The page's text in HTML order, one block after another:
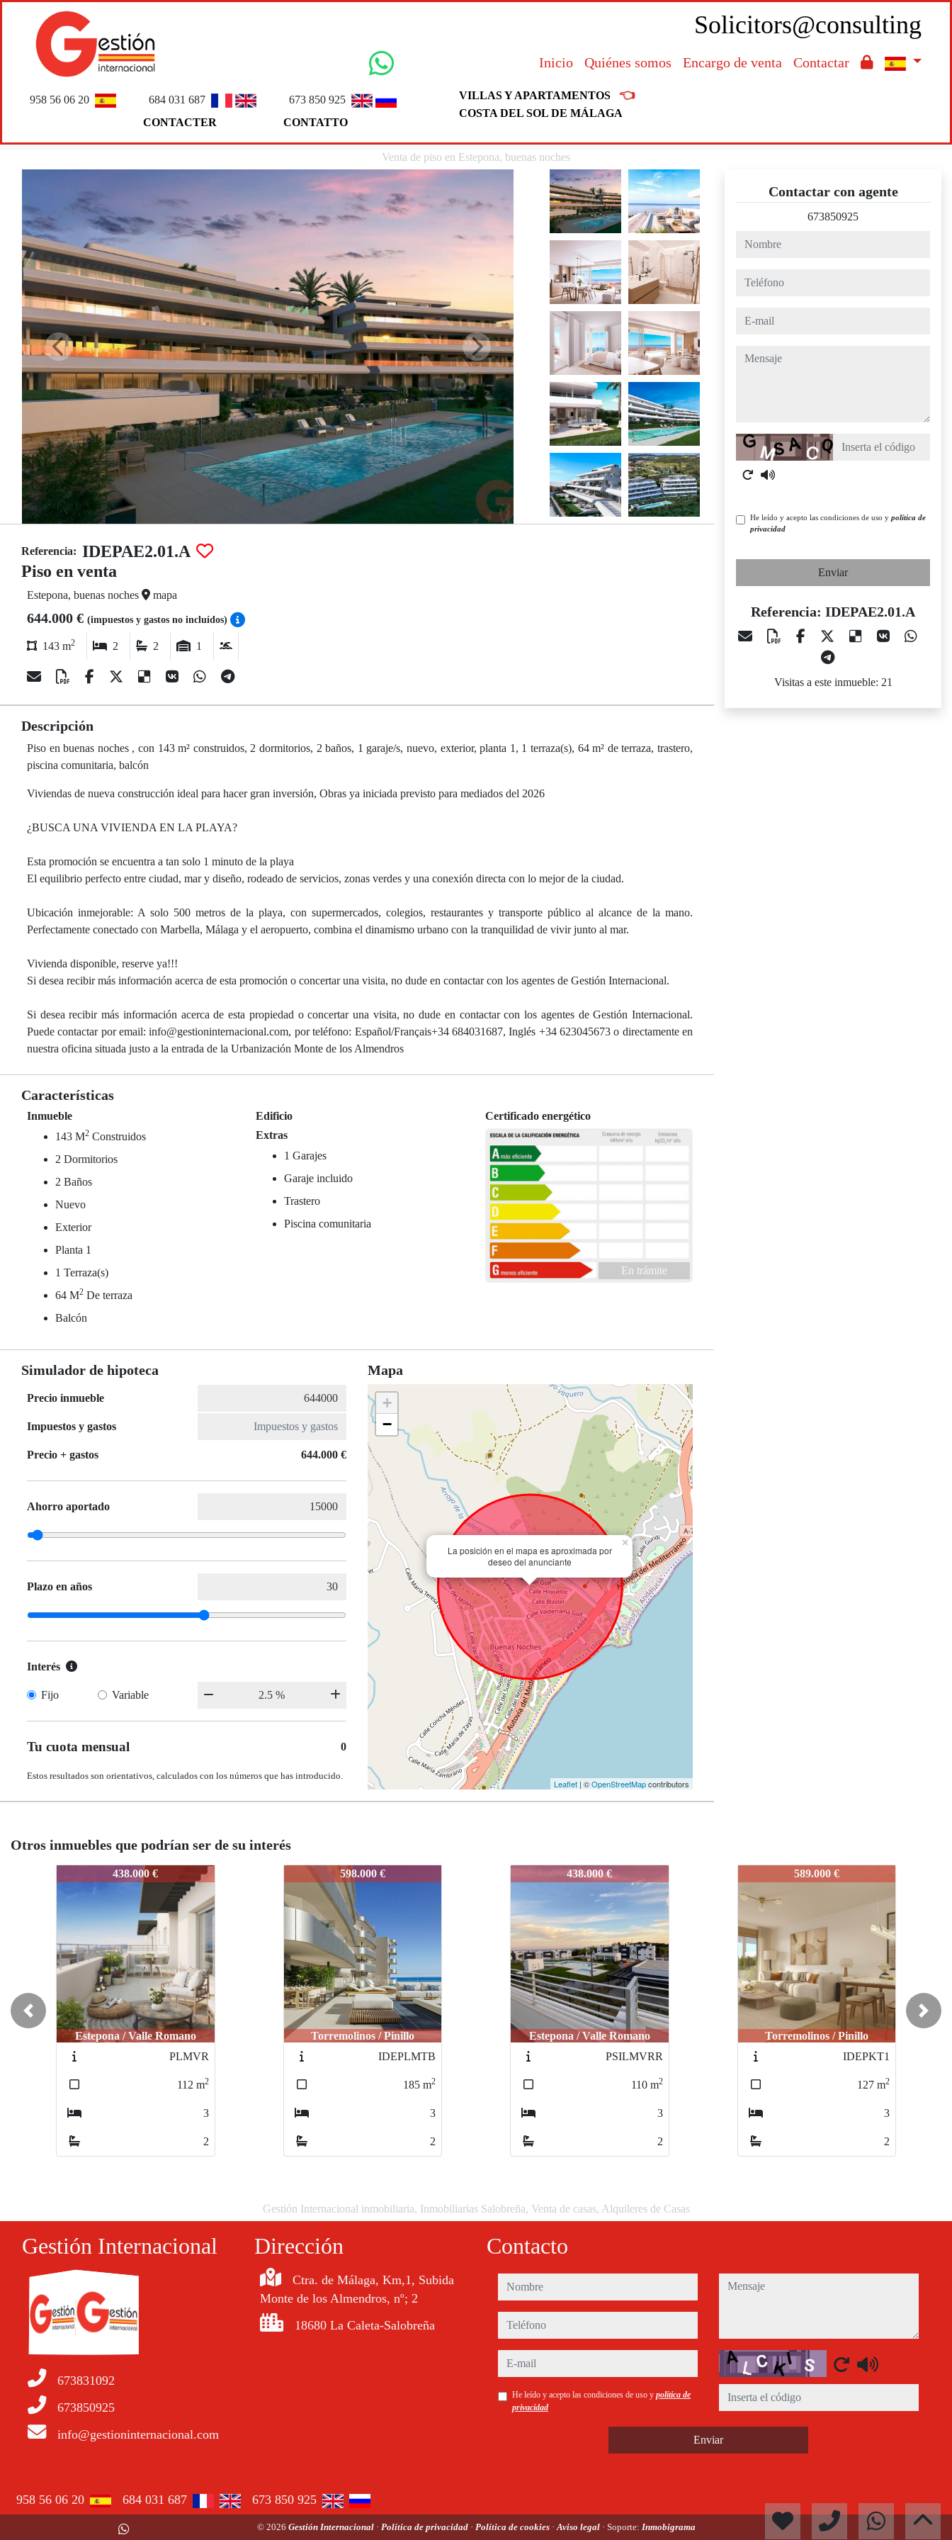
Solicitors@consulting
Inicio Quiénes somos Encargo de venta Contactar
958 56 06 20
684 031 687
CONTACTER
673 850 925
CONTATTO
VILLAS Y APARTAMENTOS 👈
COSTA DEL SOL DE MÁLAGA
Venta de piso en Estepona, buenas noches
Referencia: IDEPAE2.01.A
Piso en venta
Estepona, buenas noches mapa
644.000 € (impuestos y gastos no incluídos)
143 m2 2 2 1
Descripción
Piso en buenas noches , con 143 m² construidos, 2 dormitorios, 2 baños, 1 garaje/s, nuevo, exterior, planta 1, 1 terraza(s), 64 m² de terraza, trastero,
piscina comunitaria, balcón
Viviendas de nueva construcción ideal para hacer gran inversión, Obras ya iniciada previsto para mediados del 2026
¿BUSCA UNA VIVIENDA EN LA PLAYA?
Esta promoción se encuentra a tan solo 1 minuto de la playa
El equilibrio perfecto entre ciudad, mar y diseño, rodeado de servicios, zonas verdes y una conexión directa con lo mejor de la ciudad.
Ubicación inmejorable: A solo 500 metros de la playa, con supermercados, colegios, restaurantes y transporte público al alcance de la mano.
Perfectamente conectado con Marbella, Málaga y el aeropuerto, combina el dinamismo urbano con la tranquilidad de vivir junto al mar.
Vivienda disponible, reserve ya!!!
Si desea recibir más información acerca de esta promoción o concertar una visita, no dude en contactar con los agentes de Gestión Internacional.
Si desea recibir más información acerca de esta propiedad o concertar una visita, no dude en contactar con los agentes de Gestión Internacional.
Puede contactar por email: info@gestioninternacional.com, por teléfono: Español/Français+34 684031687, Inglés +34 623045673 o directamente en
nuestra oficina situada justo a la entrada de la Urbanización Monte de los Almendros
Características
Inmueble
143 M2 Construidos
2 Dormitorios
2 Baños
Nuevo
Exterior
Planta 1
1 Terraza(s)
64 M2 De terraza
Balcón
Edificio
Extras
1 Garajes
Garaje incluido
Trastero
Piscina comunitaria
Certificado energético
En trámite
Simulador de hipoteca
Precio inmueble
Impuestos y gastos
Precio + gastos 644.000 €
Ahorro aportado
Plazo en años
Interés
Fijo Variable
Tu cuota mensual 0
Estos resultados son orientativos, calculados con los números que has introducido.
Mapa
La posición en el mapa es aproximada por
deseo del anunciante
×
+
−
Leaflet | ©OpenStreetMapcontributors
Contactar con agente
673850925
nombre
teléfono
e-mail
mensaje
Captcha
He leído y acepto las condiciones de uso y política de
privacidad
Enviar
Referencia: IDEPAE2.01.A
Visitas a este inmueble: 21
Otros inmuebles que podrían ser de su interés
IDEPAE2.01.A
598.000 €
Torremolinos / Pinillo
IDEPLMTB
185m2
3
2
IDEPAE2.01.A
438.000 €
Estepona / Valle Romano
PSILMVRR
110m2
3
2
IDEPAE2.01.A
589.000 €
Torremolinos / Pinillo
IDEPKT1
127m2
3
2
IDEPAE2.01.A
564.000 €
Estepona / Valle Romano
PLMVRPP
118m2
4
2
Previous Next
Gestión Internacional inmobiliaria, Inmobiliarias Salobreña, Venta de casas, Alquileres de Casas
Gestión Internacional
673831092
673850925
info@gestioninternacional.com
Dirección
Ctra. de Málaga, Km,1, Subida
Monte de los Almendros, nº; 2
18680 La Caleta-Salobreña
Contacto
nombre
teléfono
e-mail
He leído y acepto las condiciones de uso y política de
privacidad
mensaje
Captcha
Enviar
958 56 06 20 684 031 687 673 850 925
© 2026 Gestión Internacional · Política de privacidad · Política de cookies ·Aviso legal · Soporte: Inmobigrama